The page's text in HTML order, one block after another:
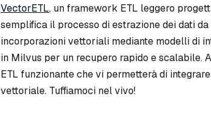
VectorETL, un framework ETL leggero
semplifica il processo di estrazione dei dati
incorporazioni vettoriali mediante modelli di
in Milvus per un recupero rapido e scalabile.
ETL funzionante che vi permetterà di
vettoriale. Tuffiamoci nel vivo!